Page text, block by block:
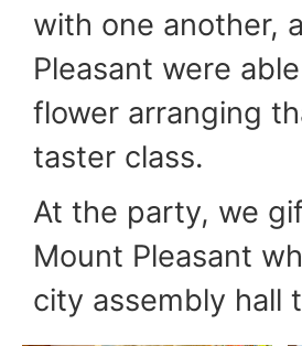
with one another,
Pleasant were
flower arranging
taster class.
At the party, we
Mount Pleasant
city assembly hall